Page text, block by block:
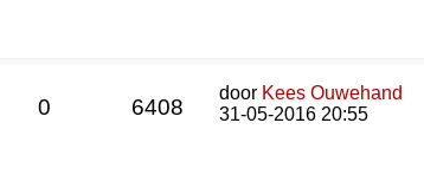
0 6408
door Kees Ouwehand
31-05-2016 20:55